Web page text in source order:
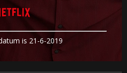
is 21-6-2019